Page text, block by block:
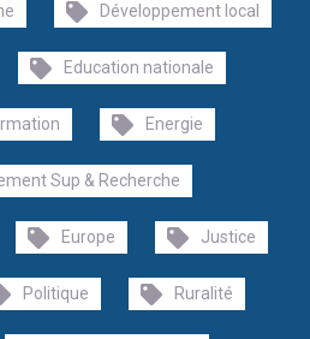
Développement local
Education nationale
Energie
Sup & Recherche
Europe Justice
Politique Ruralité